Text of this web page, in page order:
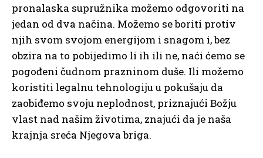
pronalaska supružnika možemo odgovoriti na
jedan od dva načina. Možemo se boriti protiv
njih svom svojom energijom i snagom i, bez
obzira na to pobijedimo li ih ili ne, naći ćemo se
pogođeni čudnom prazninom duše. Ili možemo
koristiti legalnu tehnologiju u pokušaju da
zaobiđemo svoju neplodnost, priznajući Božju
vlast nad našim životima, znajući da je naša
krajnja sreća Njegova briga.